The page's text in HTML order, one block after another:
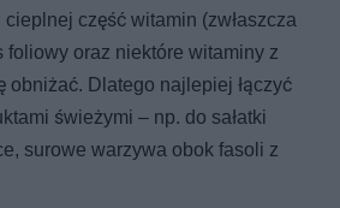
część witamin (zwłaszcza
foliowy oraz niektóre witaminy z
obniżać. Dlatego najlepiej łączyć
świeżymi – np. do sałatki
surowe warzywa obok fasoli z